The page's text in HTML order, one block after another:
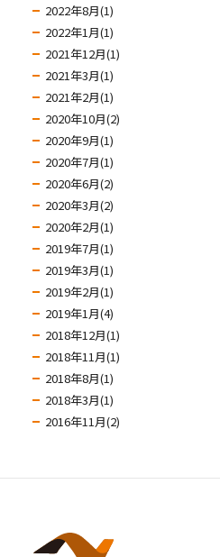
2022年8月(1)
2022年1月(1)
2021年12月(1)
2021年3月(1)
2021年2月(1)
2020年10月(2)
2020年9月(1)
2020年7月(1)
2020年6月(2)
2020年3月(2)
2020年2月(1)
2019年7月(1)
2019年3月(1)
2019年2月(1)
2019年1月(4)
2018年12月(1)
2018年11月(1)
2018年8月(1)
2018年3月(1)
2016年11月(2)